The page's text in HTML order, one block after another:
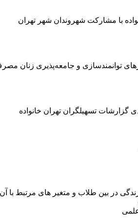
با مشارکت شهروندان شهر تهران
توانمندسازی و جامعه‌پذیری زنان
گزارشات تسهیلگران تهران خانواده
در بین طلاب و متغیر های مرتبط با آن